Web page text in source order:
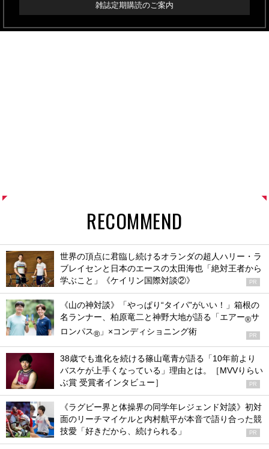
雑誌定期購読のご案内
RECOMMEND
世界の頂点に君臨し続けるオランダの超人ハリー・ラ
ブレイセンと日本のエースの太田海也「絶対王者から
学ぶこと」《ケイリン国際対談②》
PR
《山の神対談》「やっぱり“タイパ”がいい！」箱根の
名ランナー、柏原竜二と神野大地が語る「エアー®サ
ロンパス® 」×コンディショニング術 PR
38歳でも進化を続ける篠山竜青が語る「10年前より
バスケが上手くなっている」理由とは。［MVVりらい
ぶ賞 受賞者インタビュー］
PR
《ラグビー界と体操界の同学年レジェンド対談》初対
面のリーチマイケルと内村航平が本音で語り合った競
技愛「好きだから、続けられる」
PR